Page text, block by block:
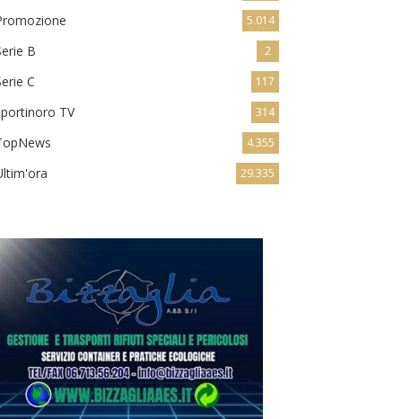
5.014
B 2
C 117
TV 314
4.355
29.335